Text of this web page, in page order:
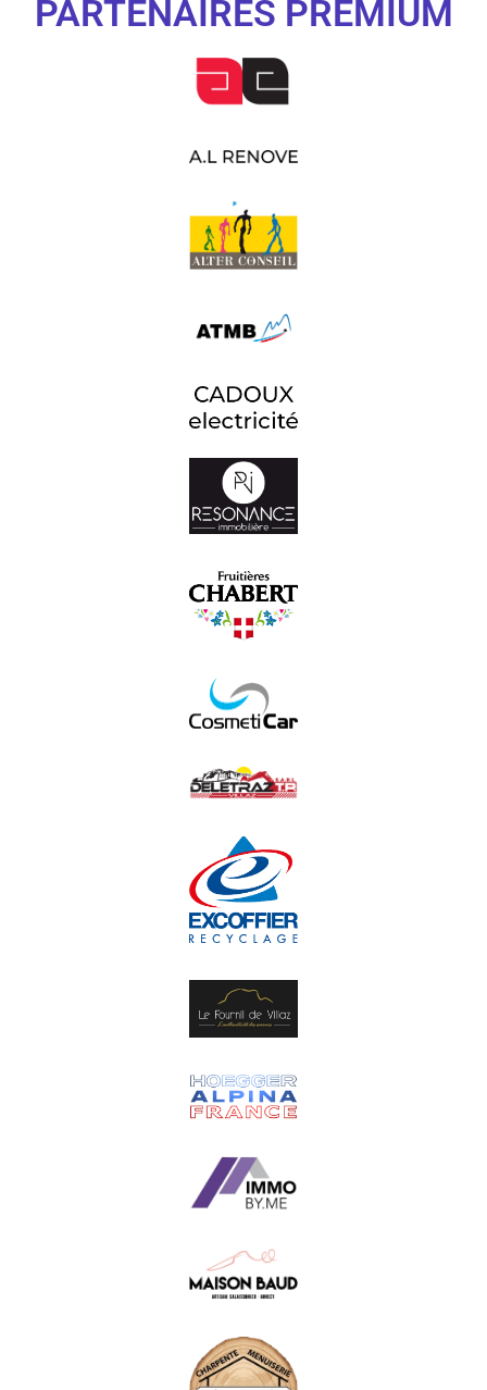
PARTENAIRES PREMIUM